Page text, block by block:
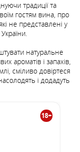
традиції та
гостям вина, про
не представлені у
натуральне
ароматів і запахів,
сміливо довіртеся
і додадуть
18+